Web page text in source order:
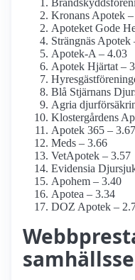
Kronans Apotek
Apoteket Gode
Strängnäs Apotek
Apotek-A – 4.03
Apotek Hjärtat –
Blå Stjärnans
Agria
Klostergårdens
Apotek 365 – 3.67
Meds – 3.66
VetApotek – 3.57
Evidensia
Apohem – 3.40
Apotea – 3.34
DOZ Apotek –